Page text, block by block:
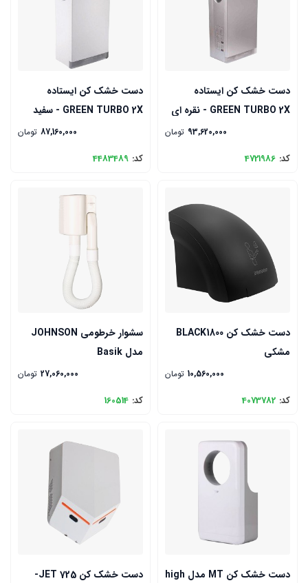
دست خشک کن ایستاده
GREEN TURBO 2X - نقره ای
93,620,000 تومان
کد: 4721986
دست خشک کن ایستاده
GREEN TURBO 2X - سفید
87,160,000 تومان
کد: 4483489
دست خشک کن BLACK1800
مشکی
10,560,000 تومان
کد: 4073782
سشوار خرطومی JOHNSON
مدل Basik
27,060,000 تومان
کد: 160514
دست خشک کن MT مدل high
دست خشک کن JET 725-